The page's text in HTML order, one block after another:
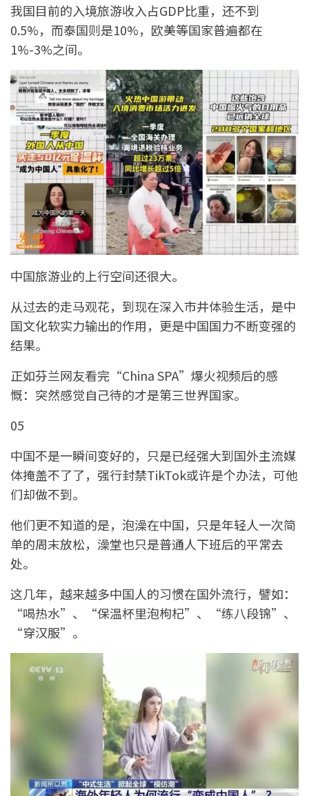
我国目前的入境旅游收入占GDP比重，还不到
0.5%，而泰国则是10%，欧美等国家普遍都在
1%-3%之间。
中国旅游业的上行空间还很大。
从过去的走马观花，到现在深入市井体验生活，是中
国文化软实力输出的作用，更是中国国力不断变强的
结果。
正如芬兰网友看完“China SPA”爆火视频后的感
慨：突然感觉自己待的才是第三世界国家。
05
中国不是一瞬间变好的，只是已经强大到国外主流媒
体掩盖不了了，强行封禁TikTok或许是个办法，可他
们却做不到。
他们更不知道的是，泡澡在中国，只是年轻人一次简
单的周末放松，澡堂也只是普通人下班后的平常去
处。
这几年，越来越多中国人的习惯在国外流行，譬如：
“喝热水”、“保温杯里泡枸杞”、“练八段锦”、
“穿汉服”。